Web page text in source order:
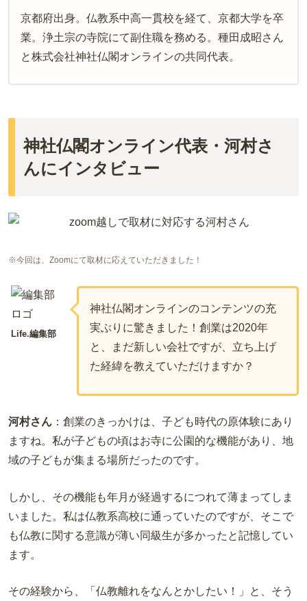
京都府出身。仏教系中高一貫校を経て、京都大学を卒
業。浄土宗の寺院にて副住職を務める。種田成昭さん
と株式会社神社仏閣オンラインの共同代表。
神社仏閣オンライン代表・河村さ
んにインタビュー
※今回は、Zoomにて取材に応えていただきました！
Life.編集部
神社仏閣オンラインのコンテンツの充
実ぶりに驚きました！創業は2020年
と、まだ新しい会社ですが、立ち上げ
た経緯を教えていただけますか？
河村さん ：創業のきっかけは、子ども時代の原体験にあり
ますね。私が子どもの頃はお寺に公園的な機能があり、地
域の子どもが集まる場所だったのです。
しかし、その機能も年月が経過するにつれて薄まってしま
いました。私は仏教系高校に通っていたのですが、そこで
も仏教に関する意識が薄い同級生が多かったと記憶してい
ます。
その経験から、「仏教離れをなんとかしたい！」と、そう